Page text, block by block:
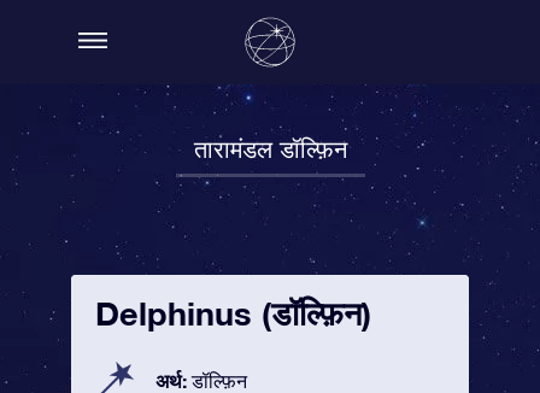
तारामंडल डॉल्फ़िन
Delphinus (डॉल्फ़िन)
अर्थ:डॉल्फ़िन